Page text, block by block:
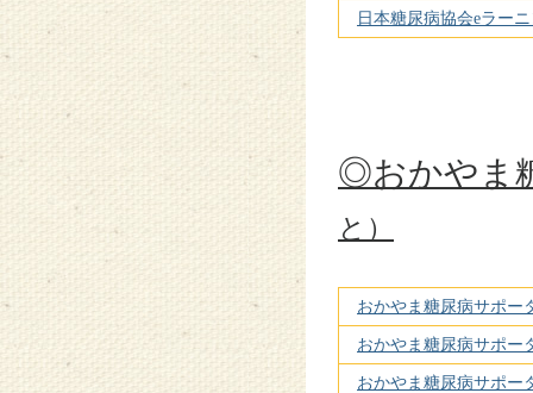
日本糖尿病協会eラー
◎おかやま
と）
おかやま糖尿病サポー
おかやま糖尿病サポー
おかやま糖尿病サポー